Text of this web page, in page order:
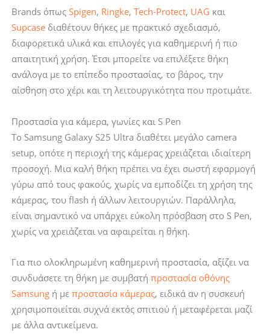
Brands όπως Spigen, Ringke, Tech-Protect, UAG και
Supcaseδιαθέτουν θήκες με πρακτικό σχεδιασμό,
διαφορετικά υλικά και επιλογές για καθημερινή ή πιο
απαιτητική χρήση. Έτσι μπορείτε να επιλέξετε θήκη
ανάλογα με το επίπεδο προστασίας, το βάρος, την
αίσθηση στο χέρι και τη λειτουργικότητα που προτιμάτε.
Προστασία για κάμερα, γωνίες και S Pen
Το Samsung Galaxy S25 Ultra διαθέτει μεγάλο camera
setup, οπότε η περιοχή της κάμερας χρειάζεται ιδιαίτερη
προσοχή. Μια καλή θήκη πρέπει να έχει σωστή εφαρμογή
γύρω από τους φακούς, χωρίς να εμποδίζει τη χρήση της
κάμερας, του flash ή άλλων λειτουργιών. Παράλληλα,
είναι σημαντικό να υπάρχει εύκολη πρόσβαση στο S Pen,
χωρίς να χρειάζεται να αφαιρείται η θήκη.
Για πιο ολοκληρωμένη καθημερινή προστασία, αξίζει να
συνδυάσετε τη θήκη με συμβατή προστασία οθόνης
Samsungή με προστασία κάμερας, ειδικά αν η συσκευή
χρησιμοποιείται συχνά εκτός σπιτιού ή μεταφέρεται μαζί
με άλλα αντικείμενα.